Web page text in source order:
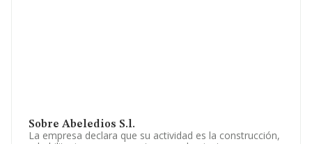
Sobre Abeledios S.l.
La empresa declara que su actividad es la construcción,